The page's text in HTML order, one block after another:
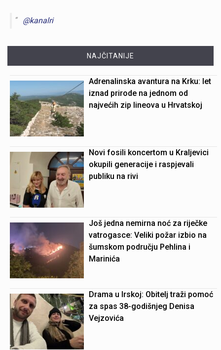
@kanalri
NAJČITANIJE
Adrenalinska avantura na Krku: let
iznad prirode na jednom od
najvećih zip lineova u Hrvatskoj
Novi fosili koncertom u Kraljevici
okupili generacije i raspjevali
publiku na rivi
Još jedna nemirna noć za riječke
vatrogasce: Veliki požar izbio na
šumskom području Pehlina i
Marinića
Drama u Irskoj: Obitelj traži pomoć
za spas 38-godišnjeg Denisa
Vejzovića